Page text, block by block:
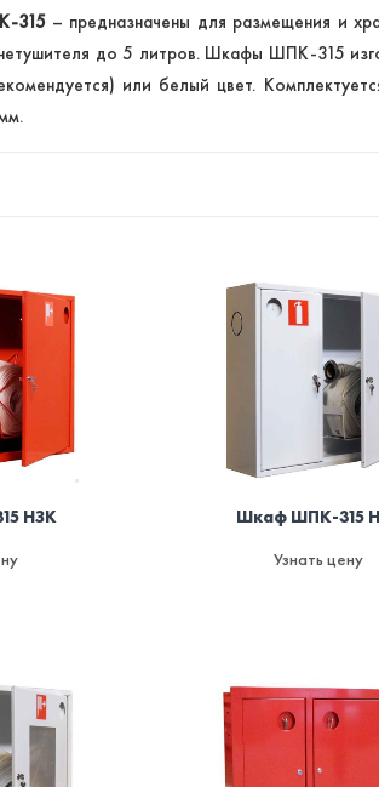
315– предназначены для размещения и
до 5 литров. Шкафы ШПК-315
или белый цвет.
НЗК
Шкаф ШПК-315
Узнать цену